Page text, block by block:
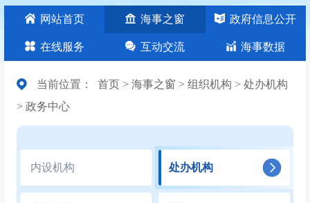
水位公告 安全 交通 交通安全知识 长江
网站首页 海事之窗 政府信息公开
在线服务 互动交流 海事数据
当前位置： 首页 > 海事之窗 > 组织机构 > 处办机构
> 政务中心
内设机构 处办机构